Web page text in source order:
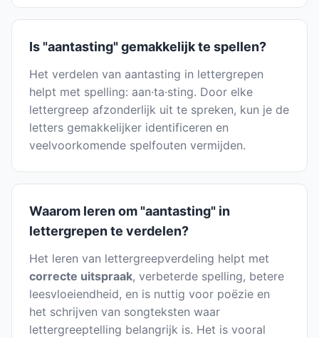
Is "aantasting" gemakkelijk te spellen?
Het verdelen van aantasting in lettergrepen
helpt met spelling: aan·ta·sting. Door elke
lettergreep afzonderlijk uit te spreken, kun je de
letters gemakkelijker identificeren en
veelvoorkomende spelfouten vermijden.
Waarom leren om "aantasting" in
lettergrepen te verdelen?
Het leren van lettergreepverdeling helpt met
correcte uitspraak, verbeterde spelling, betere
leesvloeiendheid, en is nuttig voor poëzie en
het schrijven van songteksten waar
lettergreeptelling belangrijk is. Het is vooral